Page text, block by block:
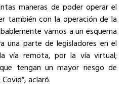
maneras de poder operar el
también con la operación de la
vamos a un esquema
una parte de legisladores en el
vía remota, por la vía virtual;
tengan un mayor riesgo de
aclaró.